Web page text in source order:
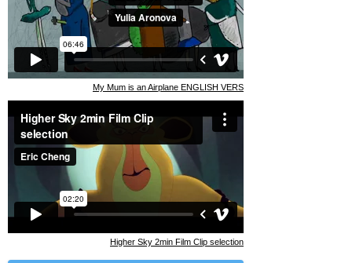
My Mum is an Airplane ENGLISH VERS
Higher Sky 2min Film Clip selection